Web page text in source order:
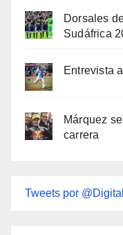
Dorsales
Sudáfrica
Entrevista
Márquez
carrera
Tweets por